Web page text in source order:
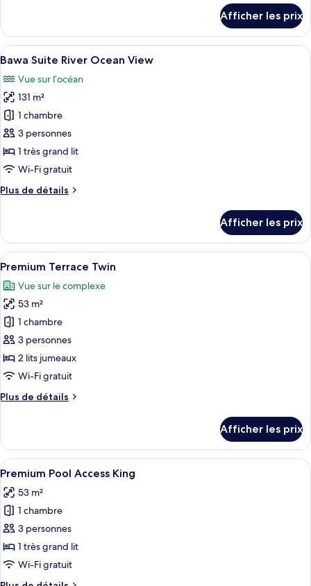
Ocean
View
Hiru
Suite
River
View
Afficher les prix
Afficher
toutes
les
photos
pour
ce
type
de
chambre :
Bawa
Ocean
View
Une chambre spacieuse avec un
5
Bawa Suite River Ocean View
Vue sur l’océan
131 m²
1 chambre
3 personnes
1 très grand lit
Wi-Fi gratuit
Plus de détails
Plus
Bawa
Suite
River
View
Afficher les prix
Afficher
toutes
les
photos
pour
ce
type
de
chambre :
Premium
Une chambre d’hôtel avec deux lits,
5
Premium Terrace Twin
Vue sur le complexe
53 m²
1 chambre
3 personnes
2 lits jumeaux
Wi-Fi gratuit
Plus de détails
Plus
Premium
Terrace
Twin
Afficher les prix
Afficher
toutes
les
photos
pour
ce
type
Une chambre d’hôtel dotée d’un
6
Premium Pool Access King
53 m²
1 chambre
3 personnes
1 très grand lit
Wi-Fi gratuit